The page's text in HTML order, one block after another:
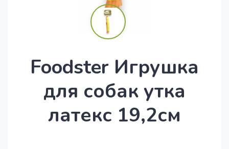
Foodster Игрушка
для собак утка
латекс 19,2см